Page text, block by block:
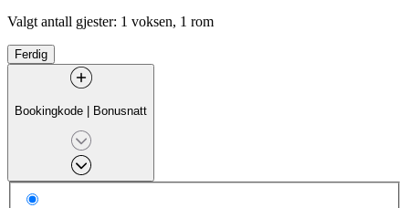
Valgt antall gjester: 1 voksen, 1 rom
Ferdig
Bookingkode | Bonusnatt